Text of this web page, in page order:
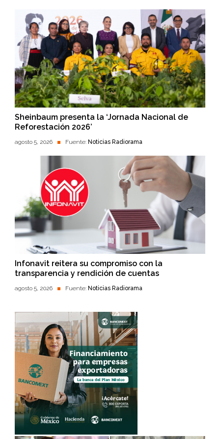
Sheinbaum presenta la ‘Jornada Nacional de
Reforestación 2026’
agosto 5, 2026 Fuente: Noticias Radiorama
Infonavit reitera su compromiso con la
transparencia y rendición de cuentas
agosto 5, 2026 Fuente: Noticias Radiorama